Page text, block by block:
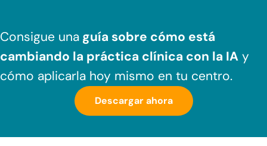
Consigue una guía sobre cómo está
cambiando la práctica clínica con la IA y
cómo aplicarla hoy mismo en tu centro.
Descargar ahora